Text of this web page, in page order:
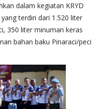
dalam kegiatan KRYD
terdiri dari 1.520 liter
350 liter minuman keras
bahan baku Pinaraci/peci